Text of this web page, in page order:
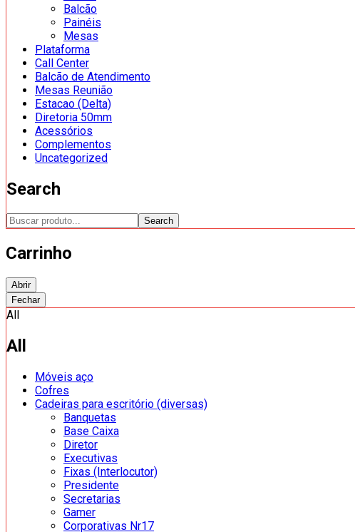
Balcão
Painéis
Mesas
Plataforma
Call Center
Balcão de Atendimento
Mesas Reunião
Estacao (Delta)
Diretoria 50mm
Acessórios
Complementos
Uncategorized
Search
Search
Carrinho
Abrir
Fechar
All
All
Móveis aço
Cofres
Cadeiras para escritório (diversas)
Banquetas
Base Caixa
Diretor
Executivas
Fixas (Interlocutor)
Presidente
Secretarias
Gamer
Corporativas Nr17